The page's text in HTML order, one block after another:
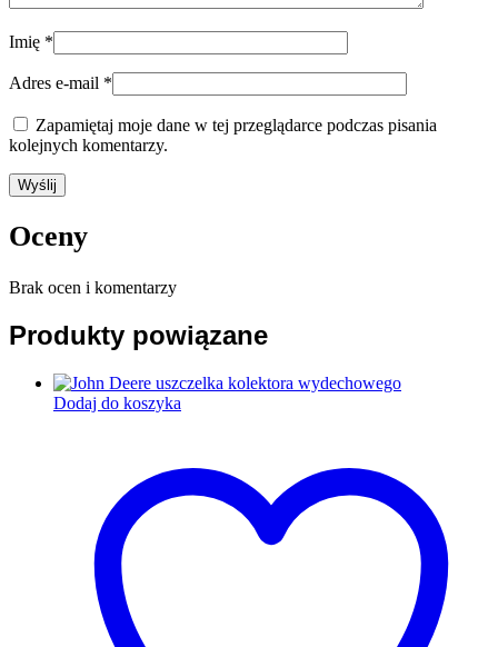
Imię *
Adres e-mail *
Zapamiętaj moje dane w tej przeglądarce podczas pisania
kolejnych komentarzy.
Oceny
Brak ocen i komentarzy
Produkty powiązane
Dodaj do koszyka